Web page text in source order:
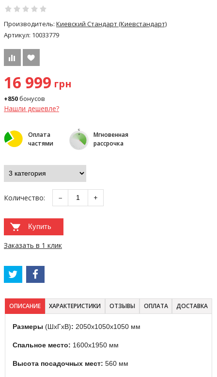
Производитель: Киевский Стандарт (Киевстандарт)
Артикул: 10033779
16 999 грн
+850бонусов
Нашли дешевле?
Оплата
частями
Мгновенная
рассрочка
Количество: − +
Купить
Заказать в 1 клик
ОПИСАНИЕ ХАРАКТЕРИСТИКИ ОТЗЫВЫ ОПЛАТА ДОСТАВКА
Размеры (ШхГхВ): 2050х1050х1050 мм
Спальное место: 1600х1950 мм
Высота посадочных мест: 560 мм